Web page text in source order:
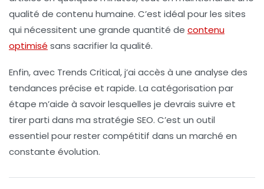
qualité de contenu humaine. C’est idéal pour les sites
qui nécessitent une grande quantité de contenu
optimisé sans sacrifier la qualité.
Enfin, avec Trends Critical, j’ai accès à une analyse des
tendances précise et rapide. La catégorisation par
étape m’aide à savoir lesquelles je devrais suivre et
tirer parti dans ma stratégie SEO. C’est un outil
essentiel pour rester compétitif dans un marché en
constante évolution.